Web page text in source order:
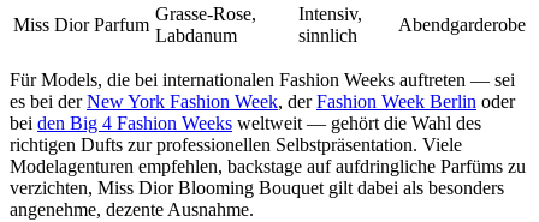
Miss Dior Parfum
Grasse-Rose,
Labdanum
Intensiv,
sinnlich
Abendgarderobe
Für Models, die bei internationalen Fashion Weeks auftreten — sei
es bei derNew York Fashion Week, derFashion Week Berlin oder
bei den Big 4 Fashion Weeks weltweit — gehört die Wahl des
richtigen Dufts zur professionellen Selbstpräsentation. Viele
Modelagenturen empfehlen, backstage auf aufdringliche Parfüms zu
verzichten, Miss Dior Blooming Bouquet gilt dabei als besonders
angenehme, dezente Ausnahme.